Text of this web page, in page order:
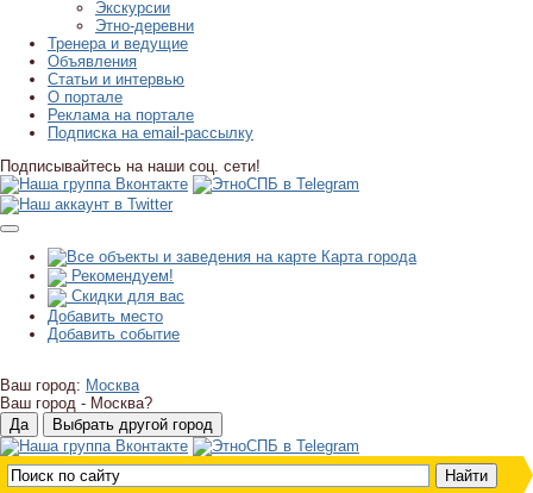
Экскурсии
Этно-деревни
Тренера и ведущие
Объявления
Статьи и интервью
О портале
Реклама на портале
Подписка на email-рассылку
Подписывайтесь на наши соц. сети!
Карта города
Рекомендуем!
Скидки для вас
Добавить место
Добавить событие
Ваш город: Москва
Ваш город - Москва?